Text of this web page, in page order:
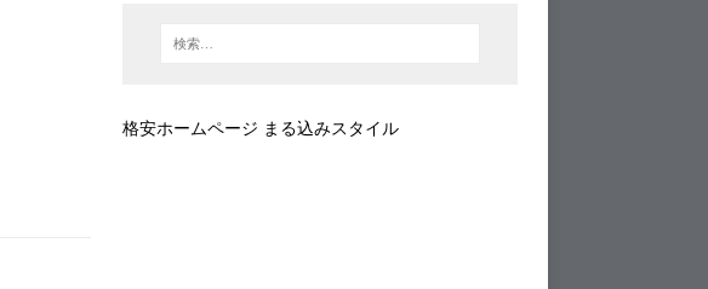
格安ホームページ まる込みスタイル